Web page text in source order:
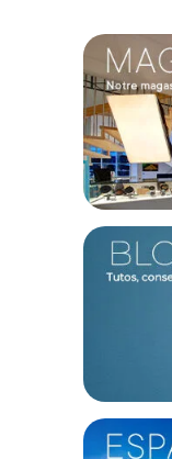
de rangement du
sans contrainte.
obstruer les
préservant ainsi
SmallRig 5930
Compatibilité : DJI
Dimensions du
Dimensions de
1x Train
Offre valable jusqu'au